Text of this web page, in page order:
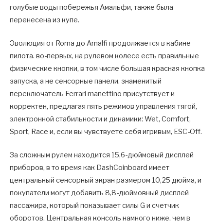
голубые воды побережья Амальфи, также была
перенесена из купе.
Эволюция от Roma до Amalfi продолжается в кабине
пилота. во-первых, на рулевом колесе есть правильные
физические кнопки, в том числе большая красная кнопка
запуска, а не сенсорные панели. знаменитый
переключатель Ferrari manettino присутствует и
корректен, предлагая пять режимов управления тягой,
электронной стабильности и динамики: Wet, Comfort,
Sport, Race и, если вы чувствуете себя игривым, ESC-Off.
За сложным рулем находится 15,6-дюймовый дисплей
приборов, в то время как DashCoinboard имеет
центральный сенсорный экран размером 10,25 дюйма, и
покупатели могут добавить 8,8-дюймовный дисплей
пассажира, который показывает силы G и счетчик
оборотов. Центральная консоль намного ниже, чем в